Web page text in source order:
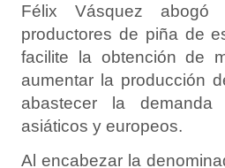
Félix Vásquez
productores de piña de
facilite la obtención de
aumentar la producción
abastecer la
asiáticos y europeos.
Al encabezar la